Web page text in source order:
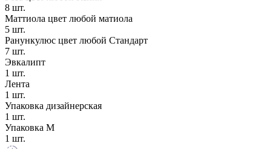
8 шт.
Маттиола цвет любой матиола
5 шт.
Ранункулюс цвет любой Стандарт
7 шт.
Эвкалипт
1 шт.
Лента
1 шт.
Упаковка дизайнерская
1 шт.
Упаковка М
1 шт.